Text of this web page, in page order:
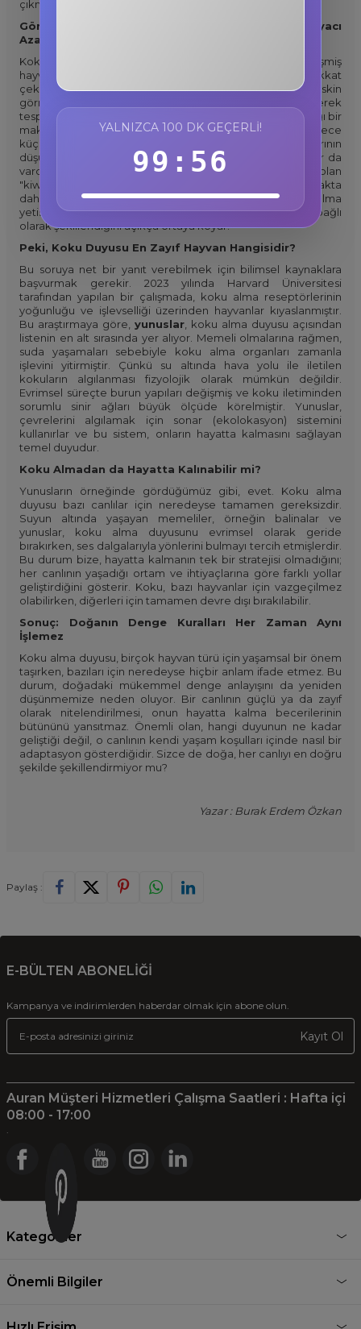
çıkma biçiminin farklılaştığını gösterir.
Görme Duyusu Güçlü Olanların Kokuya Olan İhtiyacı
Azalır mı?
Koku duyusunun zayıflığı en çok, görme yetisi gelişmiş
hayvanlarda gözlemlenir. Özellikle kuşlar bu konuda dikkat
çekicidir. Güvercin, kartal, atmaca gibi kuş türleri, keskin
görme kabiliyetleriyle bilinir ve avlarını çoğunlukla görerek
tespit eder. National Geographic’in 2022 yılında yayımladığı bir
makalede, birçok kuş türünün koku alma loblarının görece
küçük olduğu ve bu nedenle kokuya karşı duyarlılıklarının
düşük olduğu belirtilmiştir. Fakat kuşlar arasında istisnalar da
vardır. Mesela, Yeni Zelanda’ya özgü olan ve gece aktif olan
"kiwi" kuşu, görme duyusu zayıf olduğu için avını bulmakta
daha çok koku duyusuna güvenir. Bu örnek, koku alma
yetisinin ne derece çevresel ve davranışsal faktörlere bağlı
olarak şekillendiğini açıkça ortaya koyar.
Peki, Koku Duyusu En Zayıf Hayvan Hangisidir?
Bu soruya net bir yanıt verebilmek için bilimsel kaynaklara
başvurmak gerekir. 2023 yılında Harvard Üniversitesi
tarafından yapılan bir çalışmada, koku alma reseptörlerinin
yoğunluğu ve işlevselliği üzerinden hayvanlar kıyaslanmıştır.
Bu araştırmaya göre, yunuslar, koku alma duyusu açısından
listenin en alt sırasında yer alıyor. Memeli olmalarına rağmen,
suda yaşamaları sebebiyle koku alma organları zamanla
işlevini yitirmiştir. Çünkü su altında hava yolu ile iletilen
kokuların algılanması fizyolojik olarak mümkün değildir.
Evrimsel süreçte burun yapıları değişmiş ve koku iletiminden
sorumlu sinir ağları büyük ölçüde körelmiştir. Yunuslar,
çevrelerini algılamak için sonar (ekolokasyon) sistemini
kullanırlar ve bu sistem, onların hayatta kalmasını sağlayan
temel duyudur.
Koku Almadan da Hayatta Kalınabilir mi?
Yunusların örneğinde gördüğümüz gibi, evet. Koku alma
duyusu bazı canlılar için neredeyse tamamen gereksizdir.
Suyun altında yaşayan memeliler, örneğin balinalar ve
yunuslar, koku alma duyusunu evrimsel olarak geride
bırakırken, ses dalgalarıyla yönlerini bulmayı tercih etmişlerdir.
Bu durum bize, hayatta kalmanın tek bir stratejisi olmadığını;
her canlının yaşadığı ortam ve ihtiyaçlarına göre farklı yollar
geliştirdiğini gösterir. Koku, bazı hayvanlar için vazgeçilmez
olabilirken, diğerleri için tamamen devre dışı bırakılabilir.
Sonuç: Doğanın Denge Kuralları Her Zaman Aynı
İşlemez
Koku alma duyusu, birçok hayvan türü için yaşamsal bir önem
taşırken, bazıları için neredeyse hiçbir anlam ifade etmez. Bu
durum, doğadaki mükemmel denge anlayışını da yeniden
düşünmemize neden oluyor. Bir canlının güçlü ya da zayıf
olarak nitelendirilmesi, onun hayatta kalma becerilerinin
bütününü yansıtmaz. Önemli olan, hangi duyunun ne kadar
geliştiği değil, o canlının kendi yaşam koşulları içinde nasıl bir
adaptasyon gösterdiğidir. Sizce de doğa, her canlıyı en doğru
şekilde şekillendirmiyor mu?
Yazar : Burak Erdem Özkan
Paylaş :
E-BÜLTEN ABONELİĞİ
Kampanya ve indirimlerden haberdar olmak için abone olun.
Kayıt Ol
Auran Müşteri Hizmetleri Çalışma Saatleri : Hafta içi
08:00 - 17:00
.
Kategoriler
Önemli Bilgiler
YALNIZCA 100 DK GEÇERLI!
99:55